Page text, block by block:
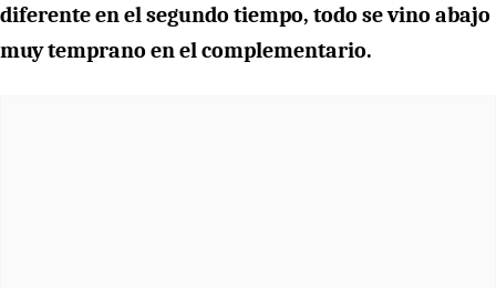
diferente en el segundo tiempo, todo se vino abajo
muy temprano en el complementario.